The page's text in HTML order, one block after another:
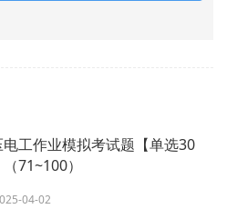
电工作业模拟考试题【单选30
71~100）
04-02